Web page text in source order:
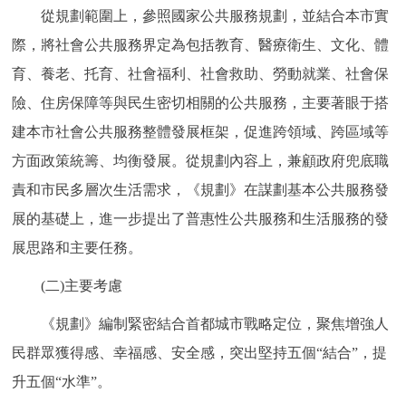
從規劃範圍上，參照國家公共服務規劃，並結合本市實
際，將社會公共服務界定為包括教育、醫療衛生、文化、體
育、養老、托育、社會福利、社會救助、勞動就業、社會保
險、住房保障等與民生密切相關的公共服務，主要著眼于搭
建本市社會公共服務整體發展框架，促進跨領域、跨區域等
方面政策統籌、均衡發展。從規劃內容上，兼顧政府兜底職
責和市民多層次生活需求，《規劃》在謀劃基本公共服務發
展的基礎上，進一步提出了普惠性公共服務和生活服務的發
展思路和主要任務。
(二)主要考慮
《規劃》編制緊密結合首都城市戰略定位，聚焦增強人
民群眾獲得感、幸福感、安全感，突出堅持五個“結合”，提
升五個“水準”。